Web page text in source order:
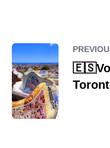
🇪🇸Vol